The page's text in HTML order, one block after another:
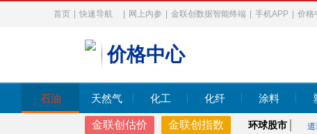
首页 快速导航 网上内参 金联创数据智能终端 手机APP 价格
价格中心
石油 天然气 化工 化纤 涂料
金联创估价 金联创指数 环球股市